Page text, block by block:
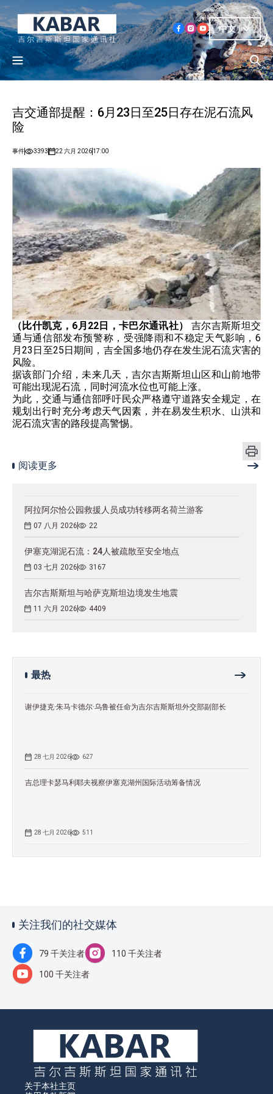
中文
吉交通部提醒：6月23日至25日存在泥石流风
险
事件 3393 22 六月 202617:00
（比什凯克，6月22日，卡巴尔通讯社）
吉尔吉斯斯坦交
通与通信部发布预警称，受强降雨和不稳定天气影响，6
月23日至25日期间，吉全国多地仍存在发生泥石流灾害的
风险。
据该部门介绍，未来几天，吉尔吉斯斯坦山区和山前地带
可能出现泥石流，同时河流水位也可能上涨。
为此，交通与通信部呼吁民众严格遵守道路安全规定，在
规划出行时充分考虑天气因素，并在易发生积水、山洪和
泥石流灾害的路段提高警惕。
阅读更多
阿拉阿尔恰公园救援人员成功转移两名荷兰游客
07 八月 2026 22
伊塞克湖泥石流：24人被疏散至安全地点
03 七月 2026 3167
吉尔吉斯斯坦与哈萨克斯坦边境发生地震
11 六月 2026 4409
最热
谢伊捷克·朱马卡德尔·乌鲁被任命为吉尔吉斯斯坦外交部副部长
28 七月 2026 627
吉总理卡瑟马利耶夫视察伊塞克湖州国际活动筹备情况
28 七月 2026 511
关注我们的社交媒体
79 千关注者 110 千关注者
100 千关注者
关于本社主页